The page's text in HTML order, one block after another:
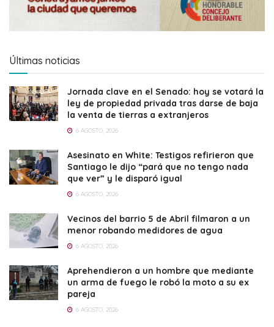
Últimas noticias
Jornada clave en el Senado: hoy se votará la
ley de propiedad privada tras darse de baja
la venta de tierras a extranjeros
6 AGOSTO, 2026
Asesinato en White: Testigos refirieron que
Santiago le dijo “pará que no tengo nada
que ver” y le disparó igual
6 AGOSTO, 2026
Vecinos del barrio 5 de Abril filmaron a un
menor robando medidores de agua
6 AGOSTO, 2026
Aprehendieron a un hombre que mediante
un arma de fuego le robó la moto a su ex
pareja
6 AGOSTO, 2026